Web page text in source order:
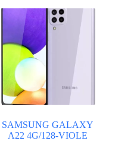
SAMSUNG GALAXY
A22 4G/128-VIOLE